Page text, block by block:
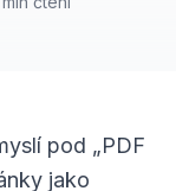
pod „PDF
jako